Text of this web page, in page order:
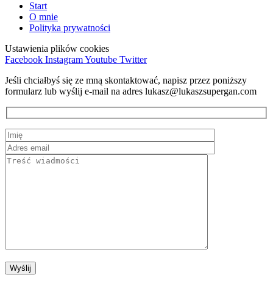
Start
O mnie
Polityka prywatności
Ustawienia plików cookies
Facebook InstagramYoutube Twitter
Jeśli chciałbyś się ze mną skontaktować, napisz przez poniższy
formularz lub wyślij e-mail na adres lukasz@lukaszsupergan.com